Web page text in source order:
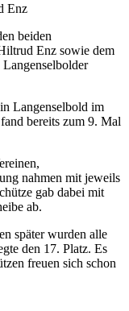
Enz
beiden
Enz sowie dem
Langenselbold im
bereits zum 9. Mal
nahmen mit jeweils
gab dabei mit
ab.
später wurden alle
den 17. Platz. Es
freuen sich schon